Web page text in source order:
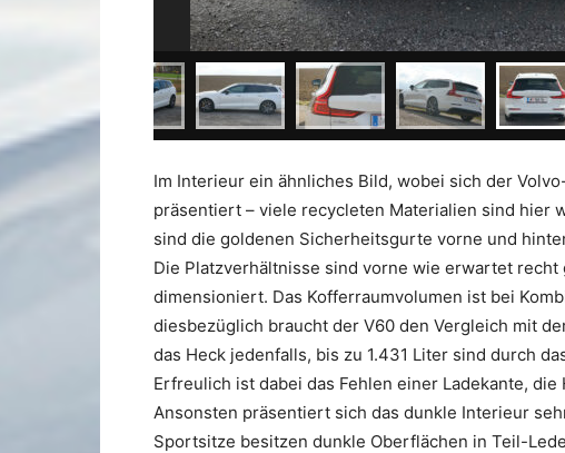
Im Interieur ein ähnliches Bild, wobei sich der
präsentiert – viele recycleten Materialien sind hier
sind die goldenen Sicherheitsgurte vorne und
Die Platzverhältnisse sind vorne wie erwartet recht
dimensioniert. Das Kofferraumvolumen ist bei
diesbezüglich braucht der V60 den Vergleich mit
das Heck jedenfalls, bis zu 1.431 Liter sind durch
Erfreulich ist dabei das Fehlen einer Ladekante,
Ansonsten präsentiert sich das dunkle Interieur
Sportsitze besitzen dunkle Oberflächen in Teil-